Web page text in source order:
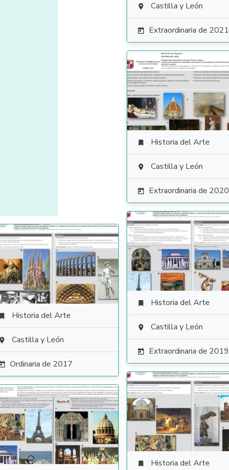
 Castilla y León
 Extraordinaria de 2021
 Historia del Arte
 Castilla y León
 Extraordinaria de 2020
 Historia del Arte
 Castilla y León
 Extraordinaria de 2019
 Historia del Arte
 Castilla y León
Ordinaria de 2017
 Historia del Arte